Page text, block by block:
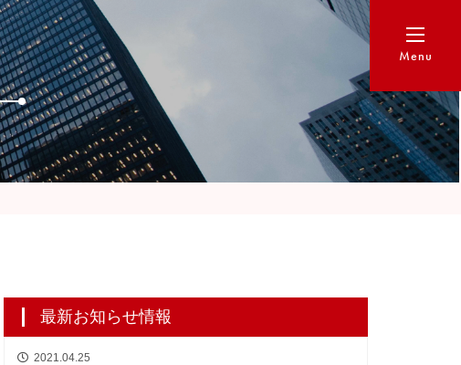
Menu
Recruit 06-6292-0177
最新お知らせ情報
2021.04.25